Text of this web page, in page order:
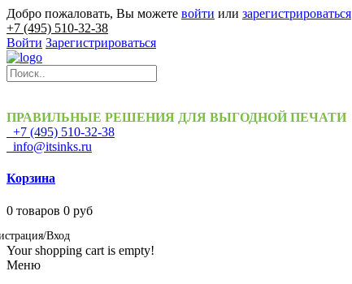
Добро пожаловать, Вы можете войти или зарегистрироваться
+7 (495) 510-32-38
Войти Зарегистрироваться
ПРАВИЛЬНЫЕ РЕШЕНИЯ ДЛЯ ВЫГОДНОЙ ПЕЧАТИ
+7 (495) 510-32-38
info@itsinks.ru
Корзина
0 товаров 0 руб
Вход
Your shopping cart is empty!
Меню